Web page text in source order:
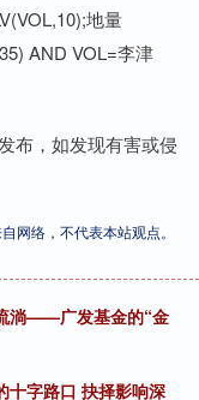
地量
AND VOL=李津
布，如发现有害或侵
网络，不代表本站观点。
淌——广发基金的“金
十字路口 抉择影响深